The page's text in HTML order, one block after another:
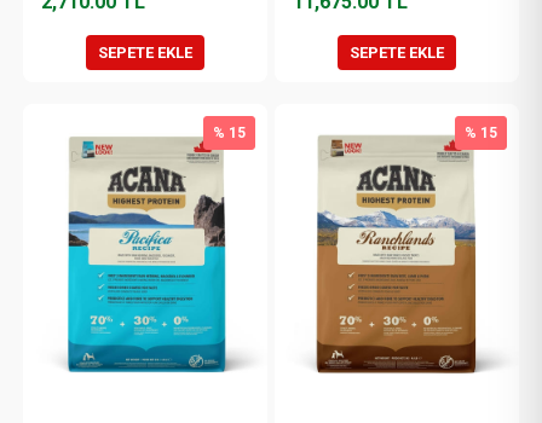
SEPETE EKLE SEPETE EKLE
% 15 % 15